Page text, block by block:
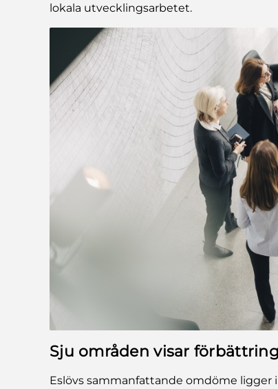
lokala utvecklingsarbetet.
Sju områden visar
Eslövs sammanfattande omdöme ligger